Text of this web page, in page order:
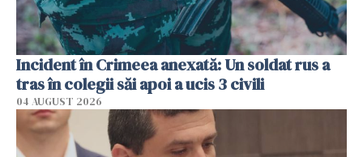
Incident în Crimeea anexată: Un soldat rus a
tras în colegii săi apoi a ucis 3 civili
04 AUGUST 2026